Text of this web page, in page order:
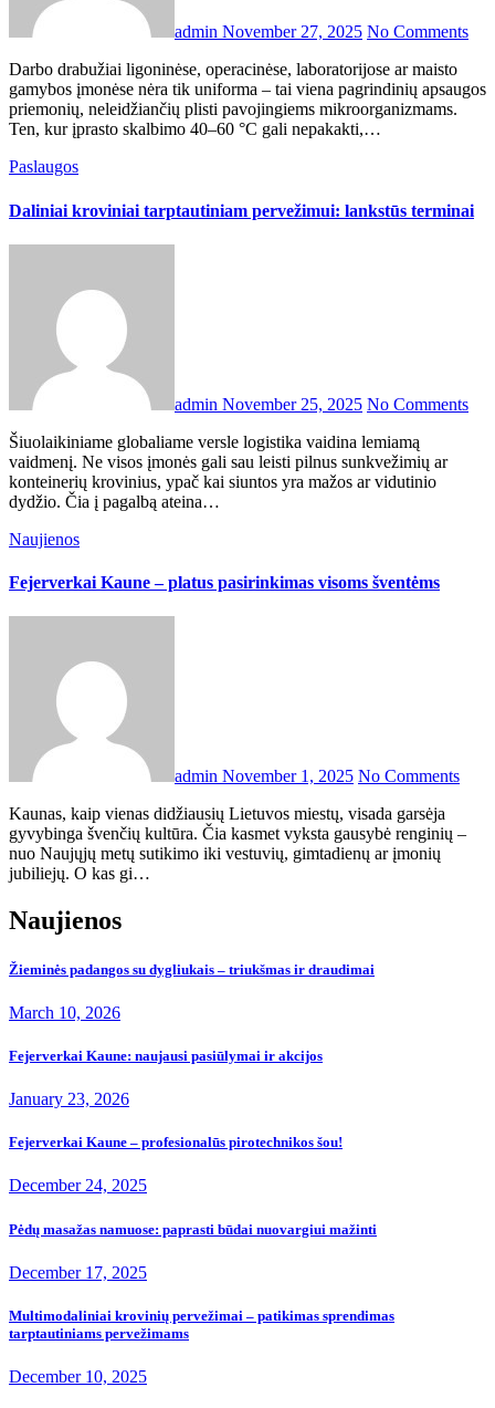
admin November 27, 2025 No Comments
Darbo drabužiai ligoninėse, operacinėse, laboratorijose ar maisto
gamybos įmonėse nėra tik uniforma – tai viena pagrindinių apsaugos
priemonių, neleidžiančių plisti pavojingiems mikroorganizmams.
Ten, kur įprasto skalbimo 40–60 °C gali nepakakti,…
Paslaugos
Daliniai kroviniai tarptautiniam pervežimui: lankstūs terminai
admin November 25, 2025 No Comments
Šiuolaikiniame globaliame versle logistika vaidina lemiamą
vaidmenį. Ne visos įmonės gali sau leisti pilnus sunkvežimių ar
konteinerių krovinius, ypač kai siuntos yra mažos ar vidutinio
dydžio. Čia į pagalbą ateina…
Naujienos
Fejerverkai Kaune – platus pasirinkimas visoms šventėms
admin November 1, 2025 No Comments
Kaunas, kaip vienas didžiausių Lietuvos miestų, visada garsėja
gyvybinga švenčių kultūra. Čia kasmet vyksta gausybė renginių –
nuo Naujųjų metų sutikimo iki vestuvių, gimtadienų ar įmonių
jubiliejų. O kas gi…
Naujienos
Žieminės padangos su dygliukais – triukšmas ir draudimai
March 10, 2026
Fejerverkai Kaune: naujausi pasiūlymai ir akcijos
January 23, 2026
Fejerverkai Kaune – profesionalūs pirotechnikos šou!
December 24, 2025
Pėdų masažas namuose: paprasti būdai nuovargiui mažinti
December 17, 2025
Multimodaliniai krovinių pervežimai – patikimas sprendimas
tarptautiniams pervežimams
December 10, 2025